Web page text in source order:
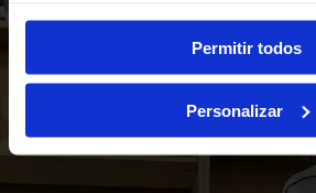
Permitir todos
Personalizar